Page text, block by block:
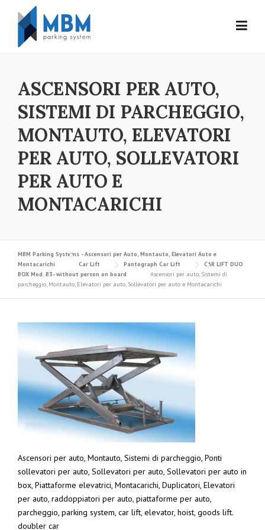
Skip to content
ASCENSORI PER AUTO,
SISTEMI DI PARCHEGGIO,
MONTAUTO, ELEVATORI
PER AUTO, SOLLEVATORI
PER AUTO E
MONTACARICHI
MBM Parking Systems - Ascensori per Auto, Montauto, Elevatori Auto e
Montacarichi
Car Lift Pantograph Car Lift
CAR LIFT DUO
BOX Mod. B3- without person on board
Ascensori per auto, Sistemi di
parcheggio, Montauto, Elevatori per auto, Sollevatori per auto e Montacarichi
Ascensori per auto, Montauto, Sistemi di parcheggio, Ponti
sollevatori per auto, Sollevatori per auto, Sollevatori per auto in
box, Piattaforme elevatrici, Montacarichi, Duplicatori, Elevatori
per auto, raddoppiatori per auto, piattaforme per auto,
parcheggio, parking system, car lift, elevator, hoist, goods lift.
doubler car